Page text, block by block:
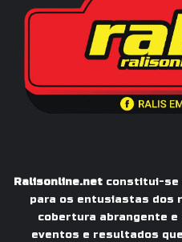
Ralisonline.netconstitui-se
para os entusiastas dos
cobertura abrangente
eventos e resultados